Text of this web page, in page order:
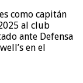
como capitán
al club
ante Defensa
en el